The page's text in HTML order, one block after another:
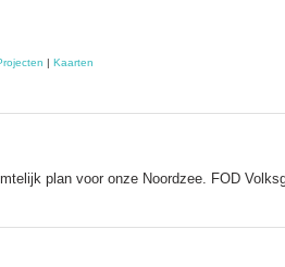
| Kaarten
plan voor onze Noordzee. FOD